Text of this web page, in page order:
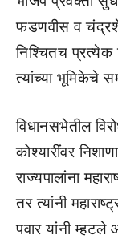
फडणवीस व
निश्चितच प्रत्येक
त्यांच्या भूमिकेचे
विधानसभेतील
कोश्यारींवर
राज्यपालांना
तर त्यांनी
पवार यांनी म्हटले